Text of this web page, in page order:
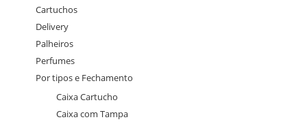
Cartuchos
Delivery
Palheiros
Perfumes
Por tipos e Fechamento
Caixa Cartucho
Caixa com Tampa